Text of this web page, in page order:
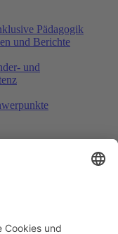
Pädagogik
und Berichte
und